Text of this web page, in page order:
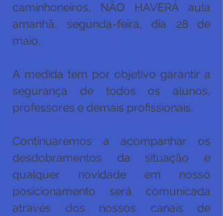
caminhoneiros, NÃO HAVERÁ aula
amanhã, segunda-feira, dia 28 de
maio.
A medida tem por objetivo garantir a
segurança de todos os alunos,
professores e demais profissionais.
Continuaremos a acompanhar os
desdobramentos da situação e
qualquer novidade em nosso
posicionamento será comunicada
através dos nossos canais de